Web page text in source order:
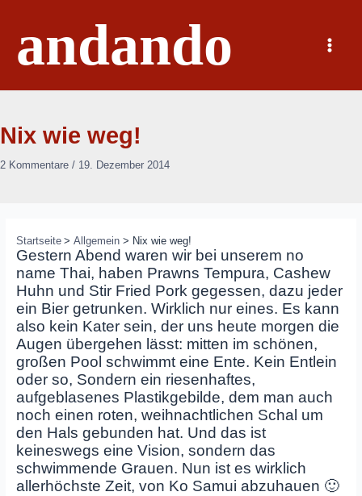
springenandando
Main
Menu
Nix wie weg!
2 Kommentare / 19. Dezember 2014
Startseite Allgemein Nix wie weg!
Gestern Abend waren wir bei unserem no
name Thai, haben Prawns Tempura, Cashew
Huhn und Stir Fried Pork gegessen, dazu jeder
ein Bier getrunken. Wirklich nur eines. Es kann
also kein Kater sein, der uns heute morgen die
Augen übergehen lässt: mitten im schönen,
großen Pool schwimmt eine Ente. Kein Entlein
oder so, Sondern ein riesenhaftes,
aufgeblasenes Plastikgebilde, dem man auch
noch einen roten, weihnachtlichen Schal um
den Hals gebunden hat. Und das ist
keineswegs eine Vision, sondern das
schwimmende Grauen. Nun ist es wirklich
allerhöchste Zeit, von Ko Samui abzuhauen 🙂